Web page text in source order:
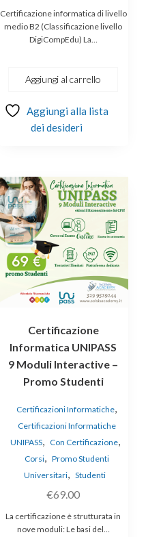
prezzo
originale
era:
prezzo
attuale
Certificazione informatica di livello
medio B2 (Classificazione livello
DigiCompEdu) La…
Aggiungi al carrello
Aggiungi alla lista
dei desideri
Certificazione
Informatica UNIPASS
9 Moduli Interactive –
Promo Studenti
Certificazioni Informatiche,
Certificazioni Informatiche
UNIPASS, Con Certificazione,
Corsi, Promo Studenti
Universitari, Studenti
€69.00
La certificazione è strutturata in
nove moduli: Le basi del…